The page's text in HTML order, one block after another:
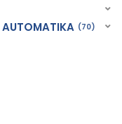
AUTOMATIKA 70